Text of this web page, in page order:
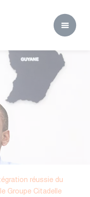
réussie du
Groupe Citadelle